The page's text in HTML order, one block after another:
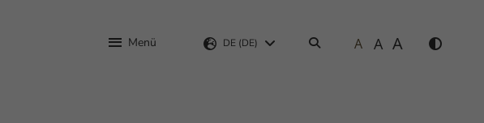
Menü DE (DE) SuchenA A A